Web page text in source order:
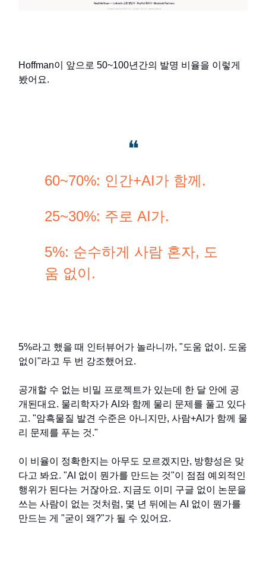
Hoffman이 앞으로 50~100년간의 발명 비율을 이렇게
봤어요.
❝
60~70%: 인간+AI가 함께.
25~30%: 주로 AI가.
5%: 순수하게 사람 혼자, 도
움 없이.
5%라고 했을 때 인터뷰어가 놀라니까, "도움 없이. 도움
없이"라고 두 번 강조했어요.
공개할 수 없는 비밀 프로젝트가 있는데 한 달 안에 공
개된대요. 물리학자가 AI와 함께 물리 문제를 풀고 있다
고. "암흑물질 발견 수준은 아니지만, 사람+AI가 함께 물
리 문제를 푸는 것."
이 비율이 정확한지는 아무도 모르겠지만, 방향성은 맞
다고 봐요. "AI 없이 뭔가를 만드는 것"이 점점 예외적인
행위가 된다는 거잖아요. 지금도 이미 구글 없이 논문을
쓰는 사람이 없는 것처럼, 몇 년 뒤에는 AI 없이 뭔가를
만드는 게 "굳이 왜?"가 될 수 있어요.